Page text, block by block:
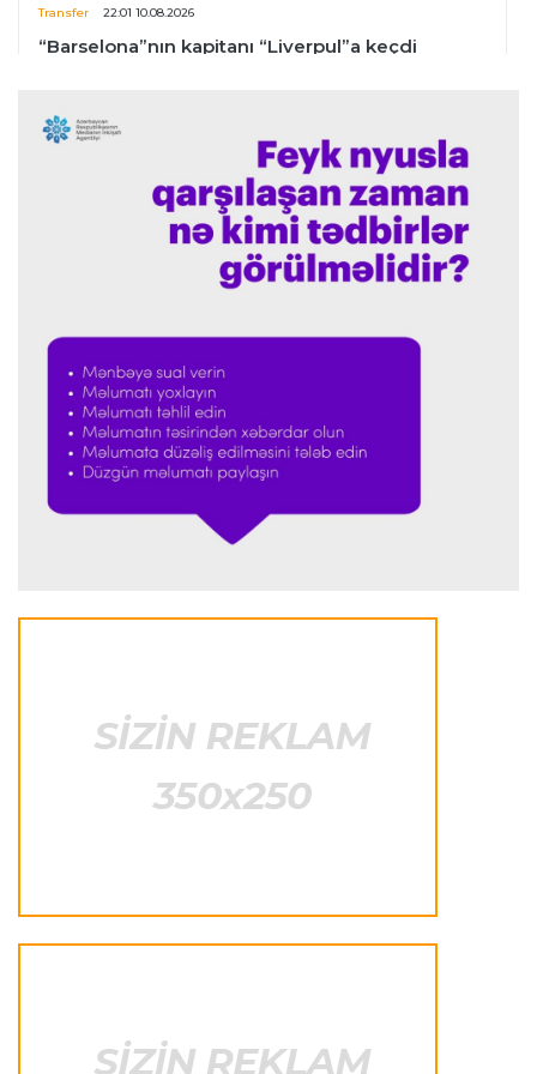
Transfer 22:01 10.08.2026
“Barselona”nın kapitanı “Liverpul”a keçdi
Türkiyə S.L.
“Trabzonspor”un borcu açıqlandı
21:37 10.08.2026
Ansu Fati “Barselona”dan ayrılmasından danışdı
Formula-1
“Mercedes” W17 üçün yeniliklər gətirəcək"
Formula-1 21:10 10.08.2026
21:02 10.08.2026
addım da yaxınlaşdı
“Kristal Pelas” və “Everton” futbolçularını
dəyişdilər
“Barselona”nın futbolçusu məşqdə zədələndi